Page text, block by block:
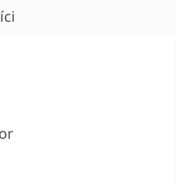
je 5 z 5 hvězdiček.
je 5 z 5 hvězdiček.